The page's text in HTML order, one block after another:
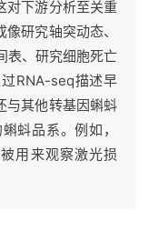
对下游分析至关重
研究轴突动态、
表、研究细胞死亡
RNA-seq描述早
与其他转基因蝌蚪
蚪品系。例如，
用来观察激光损